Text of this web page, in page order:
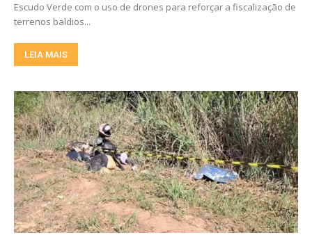
Escudo Verde com o uso de drones para reforçar a fiscalização de
terrenos baldios...
LEIA MAIS